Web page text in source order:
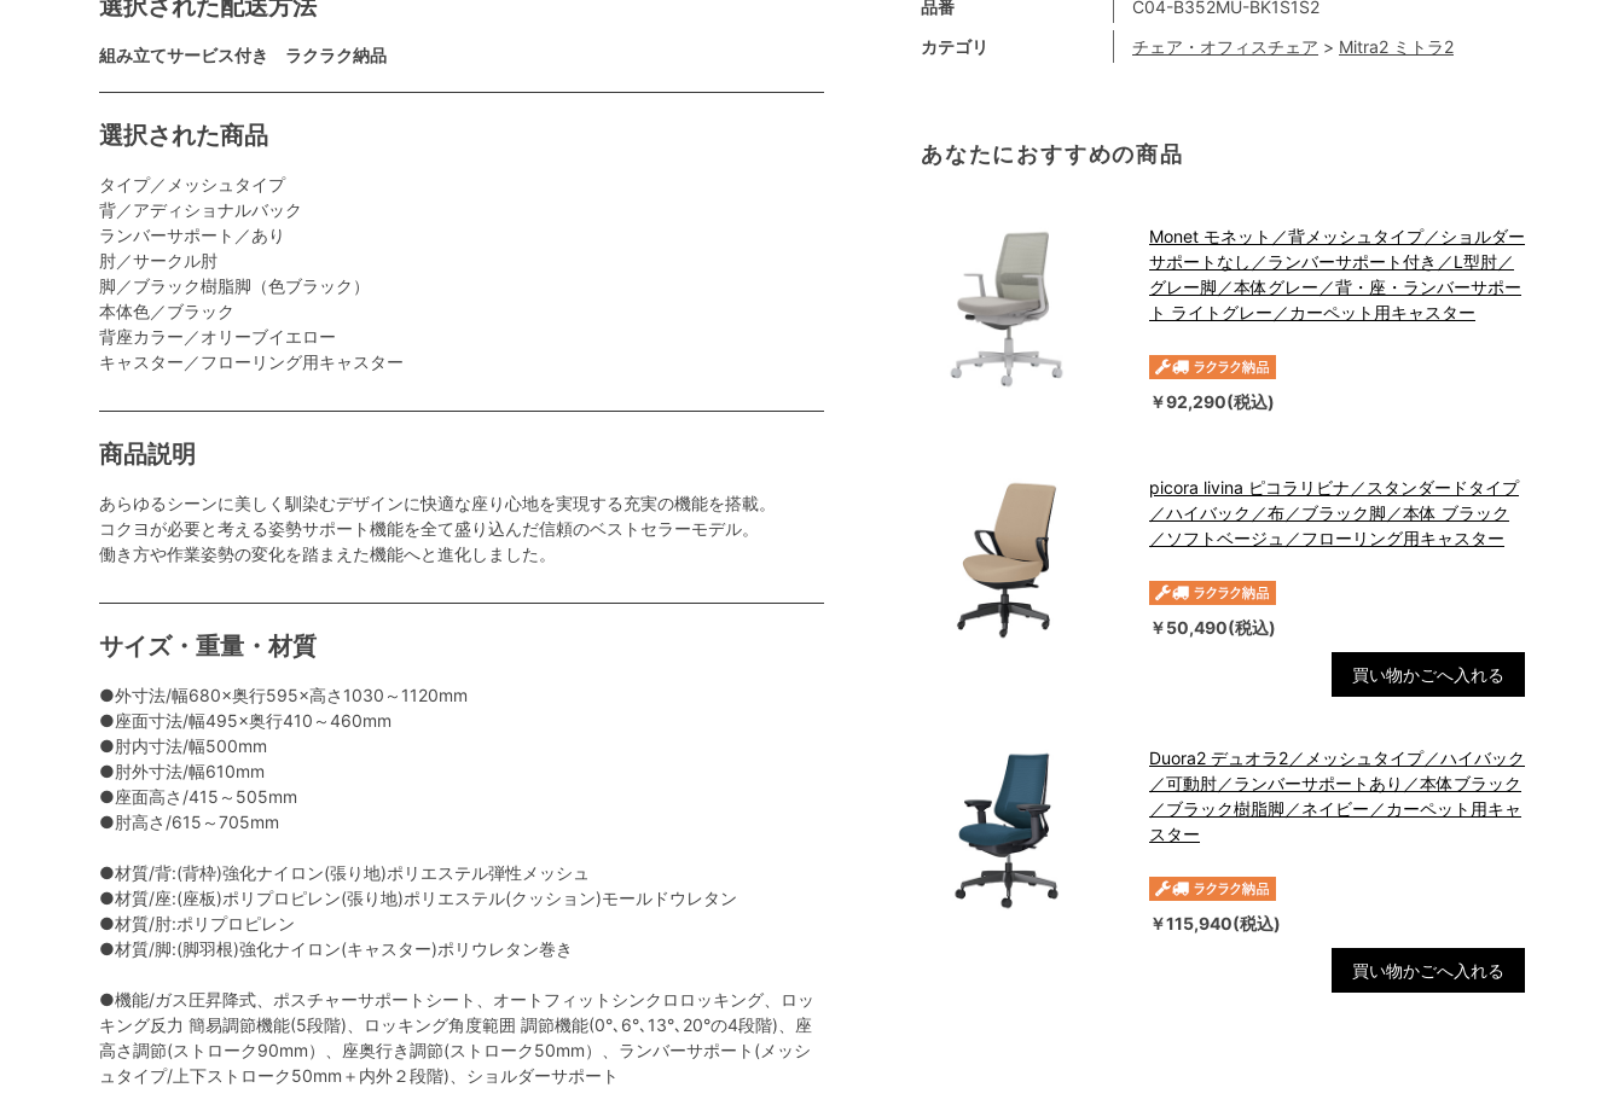
選択された配送方法
組み立てサービス付き ラクラク納品
選択された商品
タイプ／メッシュタイプ
背／アディショナルバック
ランバーサポート／あり
肘／サークル肘
脚／ブラック樹脂脚（色ブラック）
本体色／ブラック
背座カラー／オリーブイエロー
キャスター／フローリング用キャスター
商品説明
あらゆるシーンに美しく馴染むデザインに快適な座り心地を実現する充実の機能を搭載。
コクヨが必要と考える姿勢サポート機能を全て盛り込んだ信頼のベストセラーモデル。
働き方や作業姿勢の変化を踏まえた機能へと進化しました。
サイズ・重量・材質
●外寸法/幅680×奥行595×高さ1030～1120mm
●座面寸法/幅495×奥行410～460mm
●肘内寸法/幅500mm
●肘外寸法/幅610mm
●座面高さ/415～505mm
●肘高さ/615～705mm
●材質/背:(背枠)強化ナイロン(張り地)ポリエステル弾性メッシュ
●材質/座:(座板)ポリプロピレン(張り地)ポリエステル(クッション)モールドウレタン
●材質/肘:ポリプロピレン
●材質/脚:(脚羽根)強化ナイロン(キャスター)ポリウレタン巻き
●機能/ガス圧昇降式、ポスチャーサポートシート、オートフィットシンクロロッキング、ロッ
キング反力 簡易調節機能(5段階)、ロッキング角度範囲 調節機能(0°､6°､13°､20°の4段階)、座
高さ調節(ストローク90mm）、座奥行き調節(ストローク50mm）、ランバーサポート(メッシ
ュタイプ/上下ストローク50mm＋内外２段階)、ショルダーサポート
品番
C04-B352MU-BK1S1S2
カテゴリ
チェア・オフィスチェア > Mitra2 ミトラ2
あなたにおすすめの商品
Monet モネット／背メッシュタイプ／ショルダー
サポートなし／ランバーサポート付き／L型肘／
グレー脚／本体グレー／背・座・ランバーサポー
ト ライトグレー／カーペット用キャスター
￥92,290(税込)
picora livina ピコラリビナ／スタンダードタイプ
／ハイバック／布／ブラック脚／本体 ブラック
／ソフトベージュ／フローリング用キャスター
￥50,490(税込)
買い物かごへ入れる
Duora2 デュオラ2／メッシュタイプ／ハイバック
／可動肘／ランバーサポートあり／本体ブラック
／ブラック樹脂脚／ネイビー／カーペット用キャ
スター
￥115,940(税込)
買い物かごへ入れる